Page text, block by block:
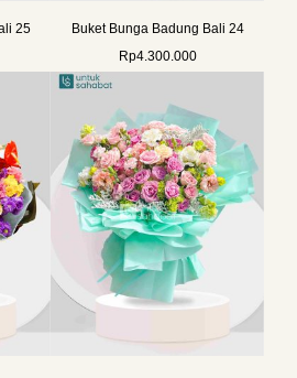
25
Buket Bunga Badung Bali 24
Rp4.300.000